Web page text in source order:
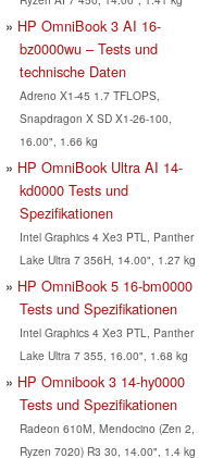
HP OmniBook 3 AI 16-
bz0000wu – Tests und
technische Daten
Adreno X1-45 1.7 TFLOPS,
Snapdragon X SD X1-26-100,
16.00", 1.66 kg
HP OmniBook Ultra AI 14-
kd0000 Tests und
Spezifikationen
Intel Graphics 4 Xe3 PTL, Panther
Lake Ultra 7 356H, 14.00", 1.27 kg
HP OmniBook 5 16-bm0000
Tests und Spezifikationen
Intel Graphics 4 Xe3 PTL, Panther
Lake Ultra 7 355, 16.00", 1.68 kg
HP Omnibook 3 14-hy0000
Tests und Spezifikationen
Radeon 610M, Mendocino (Zen 2,
Ryzen 7020) R3 30, 14.00", 1.4 kg